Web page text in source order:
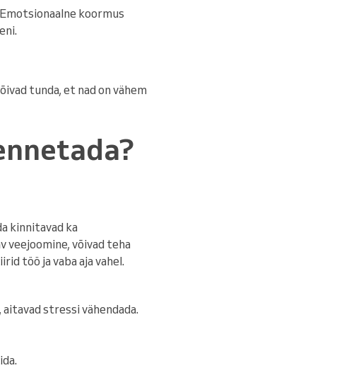
koormus
tunda, et nad on vähem
kinnitavad ka
veejoomine, võivad teha
töö ja vaba aja vahel.
stressi vähendada.